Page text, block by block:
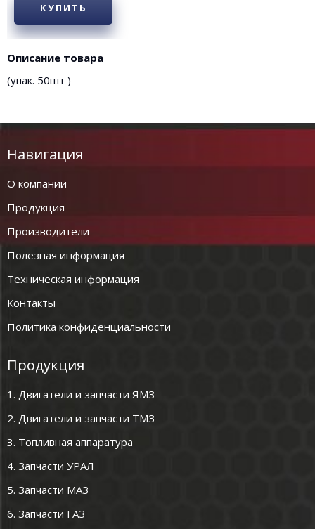
КУПИТЬ
Описание товара
(упак. 50шт )
Навигация
О компании
Продукция
Производители
Полезная информация
Техническая информация
Контакты
Политика конфиденциальности
Продукция
1. Двигатели и запчасти ЯМЗ
2. Двигатели и запчасти ТМЗ
3. Топливная аппаратура
4. Запчасти УРАЛ
5. Запчасти МАЗ
6. Запчасти ГАЗ